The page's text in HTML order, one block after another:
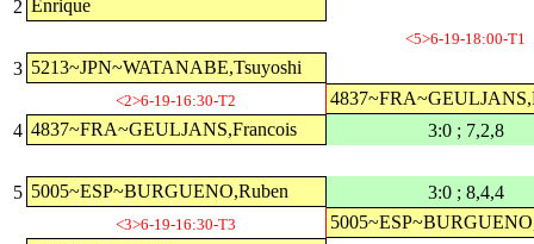
2 Enrique
<5>6-19-18:00-T1
3 5213~JPN~WATANABE,Tsuyoshi
<2>6-19-16:30-T2
4 4837~FRA~GEULJANS,Francois 3:0 ; 7,2,8
5 5005~ESP~BURGUENO,Ruben 3:0 ; 8,4,4
<3>6-19-16:30-T3